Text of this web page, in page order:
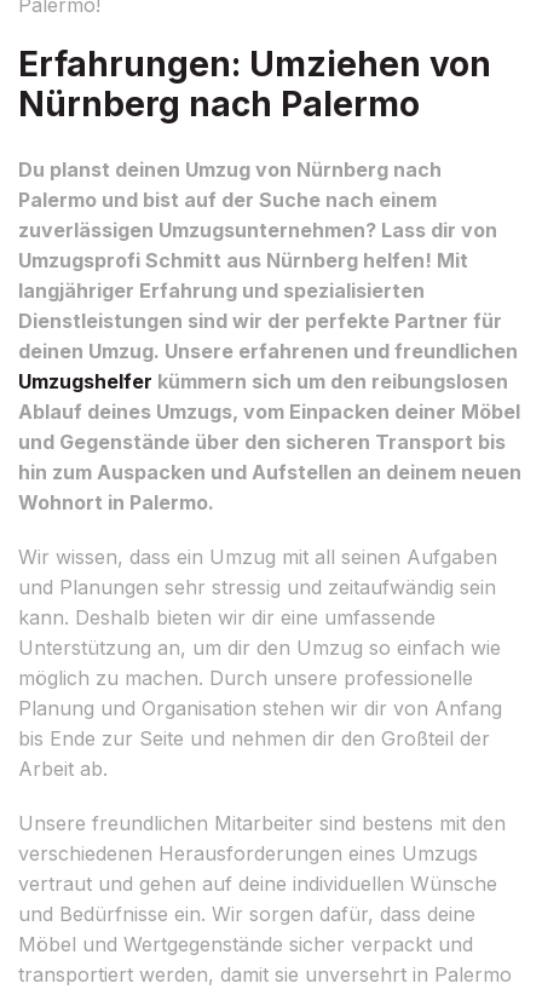
Erfahrungen: Umziehen von
Nürnberg nach Palermo
Du planst deinen Umzug von Nürnberg nach
Palermo und bist auf der Suche nach einem
zuverlässigen Umzugsunternehmen? Lass dir von
Umzugsprofi Schmitt aus Nürnberg helfen! Mit
langjähriger Erfahrung und spezialisierten
Dienstleistungen sind wir der perfekte Partner für
deinen Umzug. Unsere erfahrenen und freundlichen
Umzugshelfer kümmern sich um den reibungslosen
Ablauf deines Umzugs, vom Einpacken deiner Möbel
und Gegenstände über den sicheren Transport bis
hin zum Auspacken und Aufstellen an deinem neuen
Wohnort in Palermo.
Wir wissen, dass ein Umzug mit all seinen Aufgaben
und Planungen sehr stressig und zeitaufwändig sein
kann. Deshalb bieten wir dir eine umfassende
Unterstützung an, um dir den Umzug so einfach wie
möglich zu machen. Durch unsere professionelle
Planung und Organisation stehen wir dir von Anfang
bis Ende zur Seite und nehmen dir den Großteil der
Arbeit ab.
Unsere freundlichen Mitarbeiter sind bestens mit den
verschiedenen Herausforderungen eines Umzugs
vertraut und gehen auf deine individuellen Wünsche
und Bedürfnisse ein. Wir sorgen dafür, dass deine
Möbel und Wertgegenstände sicher verpackt und
transportiert werden, damit sie unversehrt in Palermo